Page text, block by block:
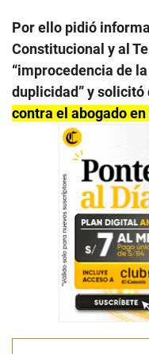
Por ello pidió
Constitucional y al
“improcedencia de
duplicidad” y solicitó
contra el abogado